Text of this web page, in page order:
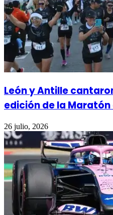
León y Antille
edición de la Maratón
26 julio, 2026